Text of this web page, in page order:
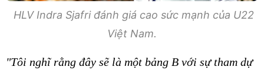
HLV Indra Sjafri đánh giá cao sức mạnh của U22
Việt Nam.
"Tôi nghĩ rằng đây sẽ là một bảng B với sự tham dự